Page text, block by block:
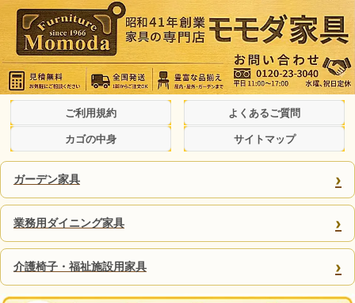
ご利用規約 よくあるご質問
カゴの中身 サイトマップ
ガーデン家具 ›
業務用ダイニング家具 ›
介護椅子・福祉施設用家具 ›